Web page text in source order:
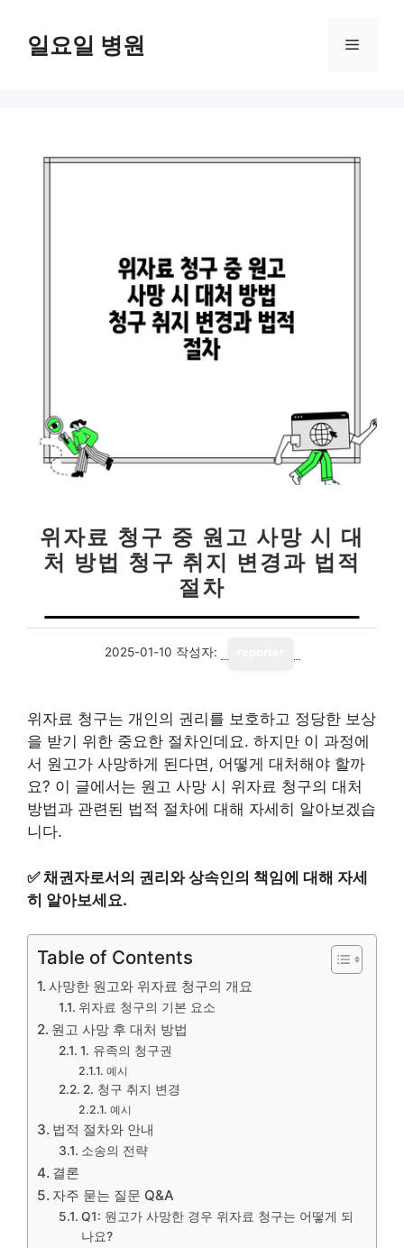
일요일 병원 메
위자료 청구 중 원고 사망 시 대
처 방법 청구 취지 변경과 법적
절차
2025-01-10 작성자:
위자료 청구는 개인의 권리를 보호하고 정당한 보상
을 받기 위한 중요한 절차인데요. 하지만 이 과정에
서 원고가 사망하게 된다면, 어떻게 대처해야 할까
요? 이 글에서는 원고 사망 시 위자료 청구의 대처
방법과 관련된 법적 절차에 대해 자세히 알아보겠습
니다.
✅채권자로서의 권리와 상속인의 책임에 대해 자세
히 알아보세요.
Table of Contents
사망한 원고와 위자료 청구의 개요
위자료 청구의 기본 요소
원고 사망 후 대처 방법
1. 유족의 청구권
예시
2. 청구 취지 변경
예시
법적 절차와 안내
소송의 전략
결론
자주 묻는 질문 Q&A
Q1: 원고가 사망한 경우 위자료 청구는 어떻게 되
나요?